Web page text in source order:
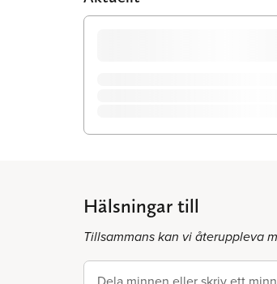
Hälsningar till
Tillsammans kan vi återuppleva
Dela minnen eller skriv ett